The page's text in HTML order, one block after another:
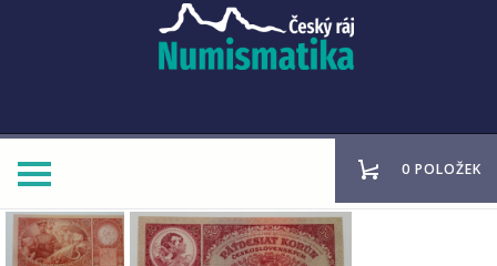
0 POLOŽEK